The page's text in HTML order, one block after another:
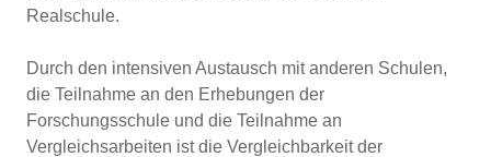
Realschule.
Durch den intensiven Austausch mit anderen Schulen,
die Teilnahme an den Erhebungen der
Forschungsschule und die Teilnahme an
Vergleichsarbeiten ist die Vergleichbarkeit der